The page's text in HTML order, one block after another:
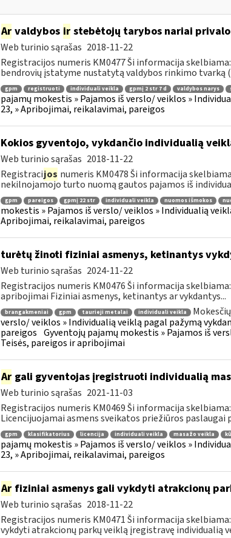
Arvaldybos irstebėtojų tarybos nariai
Web turinio sąrašas 2018-11-22
Registracijos numeris KM0477 Ši informacija
bendrovių įstatyme nustatytą valdybos rinkimo tvarką
gpm registruoti individuali veikla gpmį 2 str 7 d valdybos narys
pajamų mokestis » Pajamos iš verslo/ veiklos »
23, » Apribojimai, reikalavimai, pareigos
Kokios gyventojo, vykdančio individualią
Web turinio sąrašas 2018-11-22
Registracijos numeris KM0478 Ši informacija
nekilnojamojo turto nuomą gautos pajamos iš
gpm pareigos gpmį 22 str individuali veikla nuomos išmokos
mokestis » Pajamos iš verslo/ veiklos » Individualią
Apribojimai, reikalavimai, pareigos
turėtų žinoti fiziniai asmenys, ketinantys
Web turinio sąrašas 2024-11-22
Registracijos numeris KM0476 Ši informacija
apribojimai Fiziniai asmenys, ketinantys ar vykdantys...
brangakmeniai gpm taurieji metalai individuali veikla
verslo/ veiklos » Individualią veiklą pagal pažymą
pareigos Gyventojų pajamų mokestis » Pajamos iš
Teisės, pareigos ir apribojimai
Argali gyventojas įregistruoti individualią
Web turinio sąrašas 2021-11-03
Registracijos numeris KM0469 Ši informacija
Licencijuojamai asmens sveikatos priežiūros paslaugai
gpm klasifikatorius licencija individuali veikla masažo veikla
pajamų mokestis » Pajamos iš verslo/ veiklos »
23, » Apribojimai, reikalavimai, pareigos
Arfiziniai asmenys gali vykdyti atrakcionų
Web turinio sąrašas 2018-11-22
Registracijos numeris KM0471 Ši informacija
vykdyti atrakcionų parkų veiklą įregistravę individualią